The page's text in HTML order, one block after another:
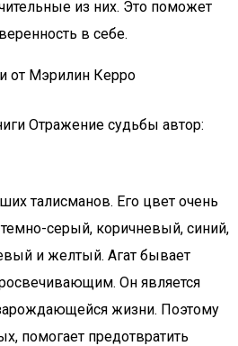
из них. Это поможет
в себе.
от Мэрилин Керро
Отражение судьбы автор:
талисманов. Его цвет очень
серый, коричневый, синий,
и желтый. Агат бывает
Он является
жизни. Поэтому
помогает предотвратить